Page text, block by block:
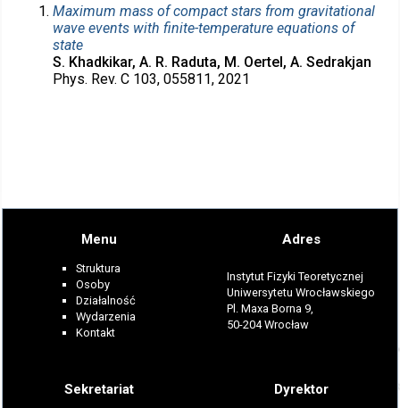
Maximum mass of compact stars from gravitational
wave events with finite-temperature equations of
state
S. Khadkikar, A. R. Raduta, M. Oertel, A. Sedrakjan
Phys. Rev. C 103, 055811, 2021
Menu
Struktura
Osoby
Działalność
Wydarzenia
Kontakt
Adres
Instytut Fizyki Teoretycznej
Uniwersytetu Wrocławskiego
Pl. Maxa Borna 9,
50-204 Wrocław
Sekretariat Dyrektor